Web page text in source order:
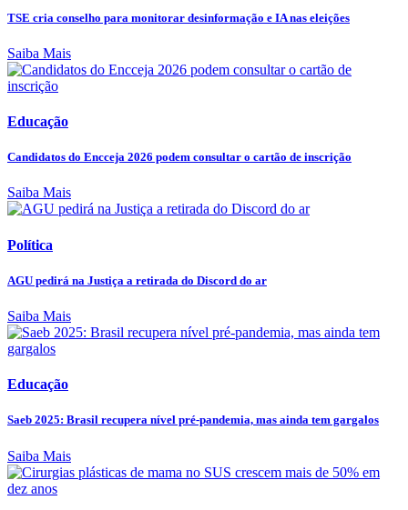
TSE cria conselho para monitorar desinformação e IA nas eleições
Saiba Mais
Educação
Candidatos do Encceja 2026 podem consultar o cartão de inscrição
Saiba Mais
Política
AGU pedirá na Justiça a retirada do Discord do ar
Saiba Mais
Educação
Saeb 2025: Brasil recupera nível pré-pandemia, mas ainda tem gargalos
Saiba Mais